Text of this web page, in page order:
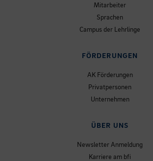
Mitarbeiter
Sprachen
Campus der Lehrlinge
FÖRDERUNGEN
AK Förderungen
Privatpersonen
Unternehmen
ÜBER UNS
Newsletter Anmeldung
Karriere am bfi